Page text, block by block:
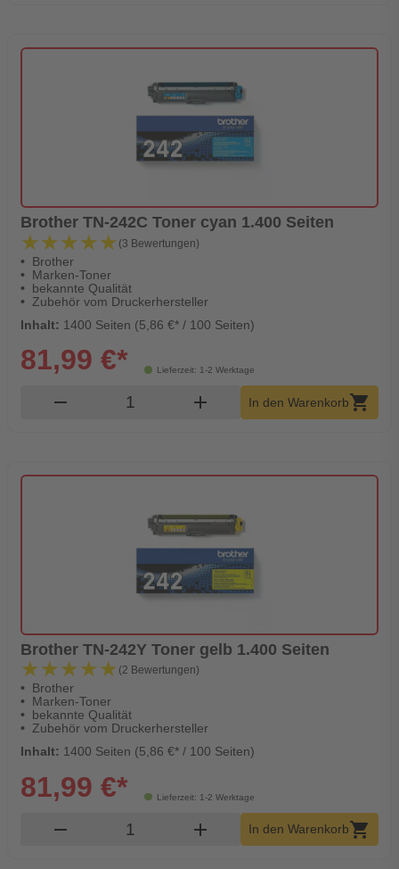
Brother TN-242C Toner cyan 1.400 Seiten
★★★★★
★★★★★ (3 Bewertungen)
Brother
Marken-Toner
bekannte Qualität
Zubehör vom Druckerhersteller
Inhalt: 1400 Seiten (5,86 €* / 100 Seiten)
Lieferzeit: 1-2 Werktage
81,99 €*
remove Produkt Warenkorb Menge
add In den Warenkorbshopping_cart
Brother TN-242Y Toner gelb 1.400 Seiten
★★★★★
★★★★★ (2 Bewertungen)
Brother
Marken-Toner
bekannte Qualität
Zubehör vom Druckerhersteller
Inhalt: 1400 Seiten (5,86 €* / 100 Seiten)
Lieferzeit: 1-2 Werktage
81,99 €*
remove Produkt Warenkorb Menge
add In den Warenkorbshopping_cart